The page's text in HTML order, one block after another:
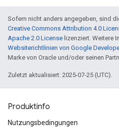
Sofern nicht anders angegeben, sind
Creative Commons Attribution 4.0
Apache 2.0 License lizenziert. Weitere
Websiterichtlinien von Google
Marke von Oracle und/oder seinen
Zuletzt aktualisiert: 2025-07-25 (UTC).
Produktinfo
Nutzungsbedingungen